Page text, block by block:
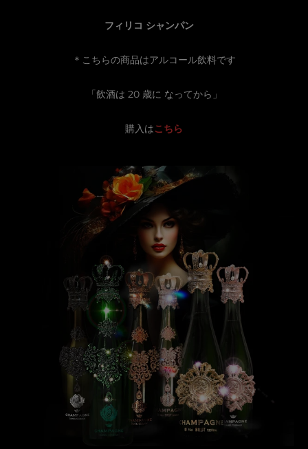
フィリコ シャンパン
＊こちらの商品はアルコール飲料です
「飲酒は 20 歳に なってから」
購入はこちら